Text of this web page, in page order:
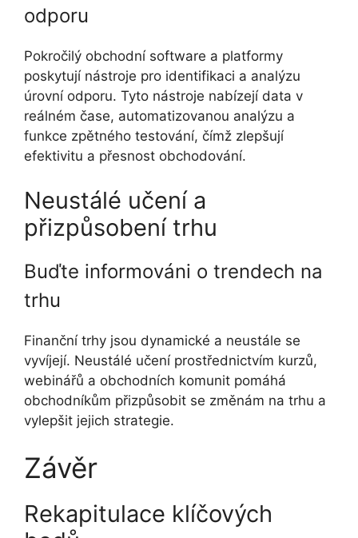
odporu
Pokročilý obchodní software a platformy
poskytují nástroje pro identifikaci a analýzu
úrovní odporu. Tyto nástroje nabízejí data v
reálném čase, automatizovanou analýzu a
funkce zpětného testování, čímž zlepšují
efektivitu a přesnost obchodování.
Neustálé učení a
přizpůsobení trhu
Buďte informováni o trendech na
trhu
Finanční trhy jsou dynamické a neustále se
vyvíjejí. Neustálé učení prostřednictvím kurzů,
webinářů a obchodních komunit pomáhá
obchodníkům přizpůsobit se změnám na trhu a
vylepšit jejich strategie.
Závěr
Rekapitulace klíčových